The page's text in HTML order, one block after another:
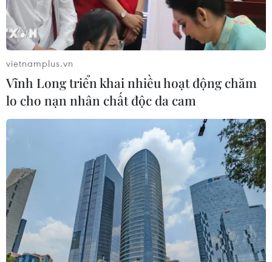
Bình yên cuộc sống" giai đoạn 2026-2028.
Các đại biểu thực hiện nghi thức phát động Giải báo chí toàn
quốc "Vì An ninh Tổ quốc và Bình yên cuộc sống" giai đoạn
2026-2028. (Ảnh: Phạm Kiên/TTXVN)
vietnamplus.vn
Vĩnh Long triển khai nhiều hoạt động chăm
lo cho nạn nhân chất độc da cam